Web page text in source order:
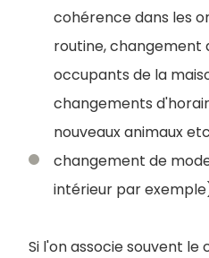
cohérence dans les
routine, changement
occupants de la
changements
nouveaux animaux
changement de
intérieur par
Si l'on associe souvent